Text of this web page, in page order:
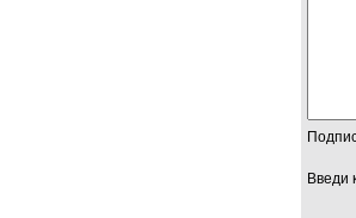
Введи